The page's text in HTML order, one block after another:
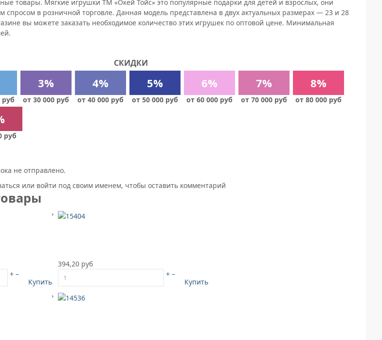
товары. Мягкие игрушки ТМ «Окей Тойс» это популярные подарки для детей и взрослых, они
спросом в розничной торговле. Данная модель представлена в двух актуальных размерах — 23 и 28
вы можете заказать необходимое количество этих игрушек по оптовой цене. Минимальная
СКИДКИ
руб
3%
от 30 000 руб
4%
от 40 000 руб
5%
от 50 000 руб
6%
от 60 000 руб
7%
от 70 000 руб
8%
от 80 000 руб
руб
не отправлено.
или войти под своим именем, чтобы оставить комментарий
+ –
Купить
394,20 руб
+ –
Купить